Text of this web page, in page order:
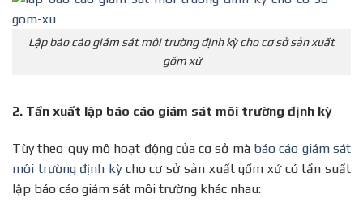
Lập báo cáo giám sát môi trường định kỳ cho cơ sở sản xuất
gốm xứ
2. Tần xuất lập báo cáo giám sát môi trường định kỳ
Tùy theo quy mô hoạt động của cơ sở mà báo cáo giám sát
môi trường định kỳ cho cơ sở sản xuất gốm xứ có tần suất
lập báo cáo giám sát môi trường khác nhau: